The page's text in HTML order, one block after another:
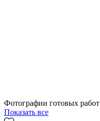
Фотографии готовых работ
Показать все